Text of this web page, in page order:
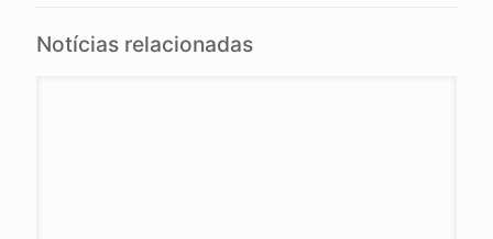
Notícias relacionadas